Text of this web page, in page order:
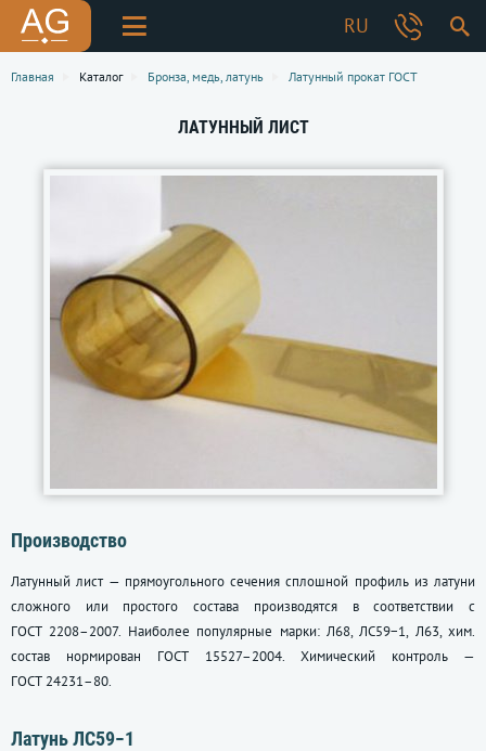
RU
Главная Каталог Бронза, медь, латунь Латунный прокат ГОСТ
ЛАТУННЫЙ ЛИСТ
Производство
Латунный лист — прямоугольного сечения сплошной профиль из латуни
сложного или простого состава производятся в соответствии с
ГОСТ 2208–2007. Наиболее популярные марки: Л68, ЛС59−1, Л63, хим.
состав нормирован ГОСТ 15527–2004. Химический контроль —
ГОСТ 24231–80.
Латунь ЛС59−1